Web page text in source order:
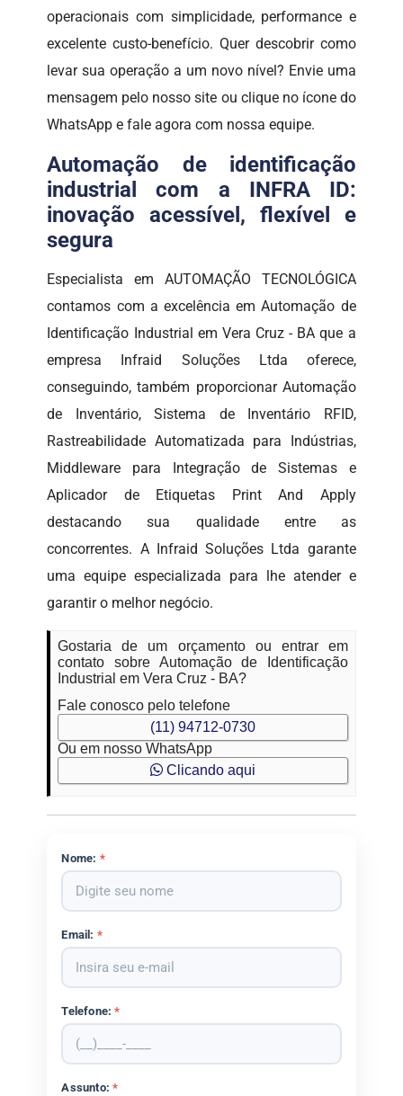
operacionais com simplicidade, performance e
excelente custo-benefício. Quer descobrir como
levar sua operação a um novo nível? Envie uma
mensagem pelo nosso site ou clique no ícone do
WhatsApp e fale agora com nossa equipe.
Automação de identificação
industrial com a INFRA ID:
inovação acessível, flexível e
segura
Especialista em AUTOMAÇÃO TECNOLÓGICA
contamos com a excelência em Automação de
Identificação Industrial em Vera Cruz - BA que a
empresa Infraid Soluções Ltda oferece,
conseguindo, também proporcionar Automação
de Inventário, Sistema de Inventário RFID,
Rastreabilidade Automatizada para Indústrias,
Middleware para Integração de Sistemas e
Aplicador de Etiquetas Print And Apply
destacando sua qualidade entre as
concorrentes. A Infraid Soluções Ltda garante
uma equipe especializada para lhe atender e
garantir o melhor negócio.
Gostaria de um orçamento ou entrar em
contato sobre Automação de Identificação
Industrial em Vera Cruz - BA?
Fale conosco pelo telefone
(11) 94712-0730
Ou em nosso WhatsApp
Clicando aqui
Nome: *
Email: *
Telefone:*
Assunto:*